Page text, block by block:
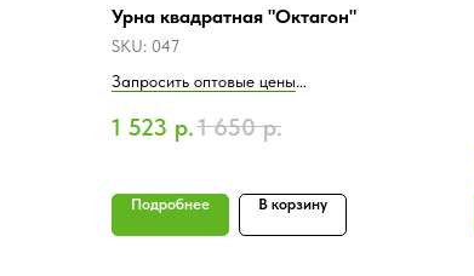
Урна квадратная "Октагон"
SKU: 047
Запросить оптовые цены
Розничная цена
1 523 р.1 650 р.
Подробнее В корзину